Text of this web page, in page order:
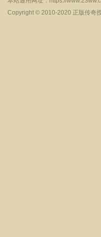
Copyright © 2010-2020 正版传奇